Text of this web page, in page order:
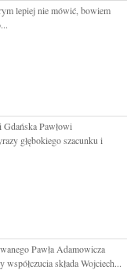
lepiej nie mówić, bowiem
Pawłowi
głębokiego szacunku i
Pawła Adamowicza
współczucia składa Wojciech...